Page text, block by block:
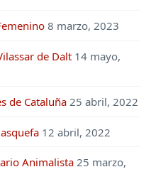
8 marzo, 2023
de Dalt 14 mayo,
de Cataluña 25 abril, 2022
12 abril, 2022
Animalista 25 marzo,